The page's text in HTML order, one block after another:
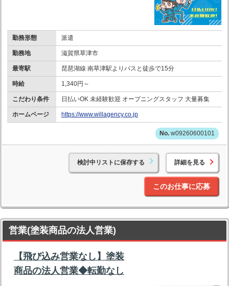
勤務形態 派遣
勤務地 滋賀県草津市
最寄駅 琵琶湖線 南草津駅よりバスと徒歩で15分
時給 1,340円～
こだわり条件 日払いOK 未経験歓迎 オープニングスタッフ 大量募集
ホームページ https://www.willagency.co.jp
w09260600101
検討中リストに保存する 詳細を見る
このお仕事に応募
営業(塗装商品の法人営業)
【飛び込み営業なし】塗装
商品の法人営業◆転勤なし